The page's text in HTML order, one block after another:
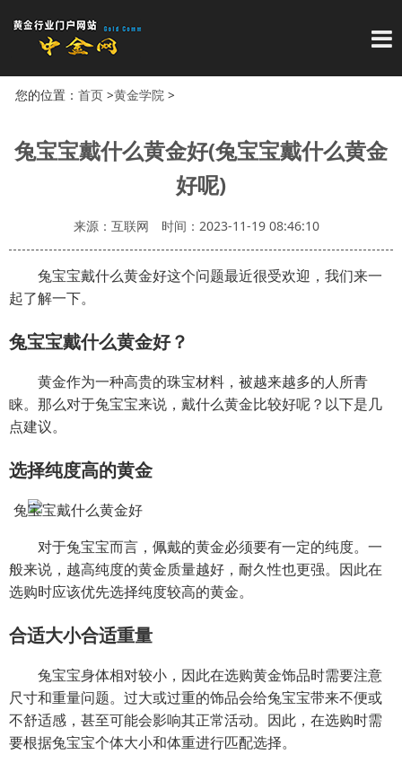
导
您的位置： 首页>黄金学院 >
兔宝宝戴什么黄金好(兔宝宝戴什么黄金
好呢)
来源：互联网 时间：2023-11-19 08:46:10
兔宝宝戴什么黄金好这个问题最近很受欢迎，我们来一
起了解一下。
兔宝宝戴什么黄金好？
黄金作为一种高贵的珠宝材料，被越来越多的人所青
睐。那么对于兔宝宝来说，戴什么黄金比较好呢？以下是几
点建议。
选择纯度高的黄金
对于兔宝宝而言，佩戴的黄金必须要有一定的纯度。一
般来说，越高纯度的黄金质量越好，耐久性也更强。因此在
选购时应该优先选择纯度较高的黄金。
合适大小合适重量
兔宝宝身体相对较小，因此在选购黄金饰品时需要注意
尺寸和重量问题。过大或过重的饰品会给兔宝宝带来不便或
不舒适感，甚至可能会影响其正常活动。因此，在选购时需
要根据兔宝宝个体大小和体重进行匹配选择。